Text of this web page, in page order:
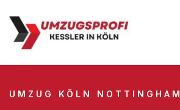
UMZUG KÖLN NOTTINGHAM